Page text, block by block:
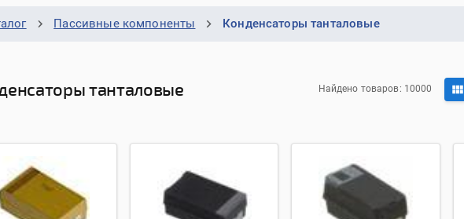
Пассивные компоненты Конденсаторы танталовые
танталовые Найдено товаров: 10000